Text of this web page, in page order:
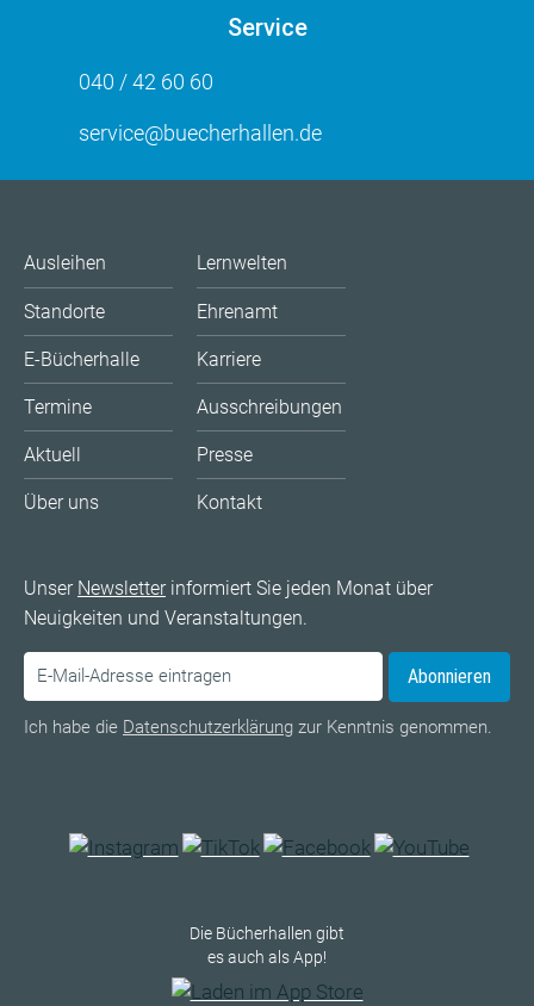
Service
040 / 42 60 60
service@buecherhallen.de
Ausleihen
Standorte
E-Bücherhalle
Termine
Aktuell
Über uns
Lernwelten
Ehrenamt
Karriere
Ausschreibungen
Presse
Kontakt
Unser Newsletterinformiert Sie jeden Monat über
Neuigkeiten und Veranstaltungen.
Abonnieren
Ich habe die Datenschutzerklärung zur Kenntnis genommen.
Die Bücherhallen gibt
es auch als App!